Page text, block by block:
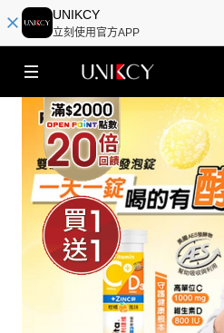
UNIKCY
立刻使用官方APP